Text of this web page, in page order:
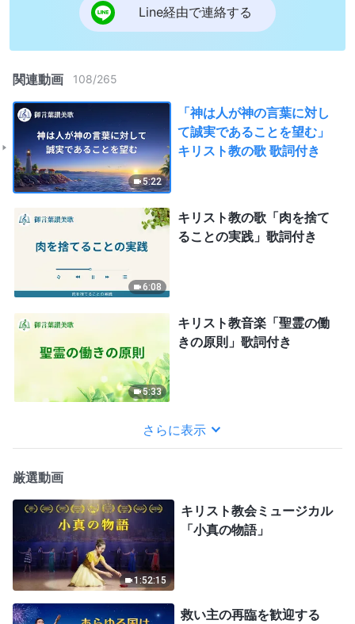
Line経由で連絡する
関連動画 108/265
5:22
「神は人が神の言葉に対し
て誠実であることを望む」
キリスト教の歌 歌詞付き
6:08
キリスト教の歌「肉を捨て
ることの実践」歌詞付き
5:33
キリスト教音楽「聖霊の働
きの原則」歌詞付き
さらに表示
厳選動画
1:52:15
キリスト教会ミュージカル
「小真の物語」
救い主の再臨を歓迎する